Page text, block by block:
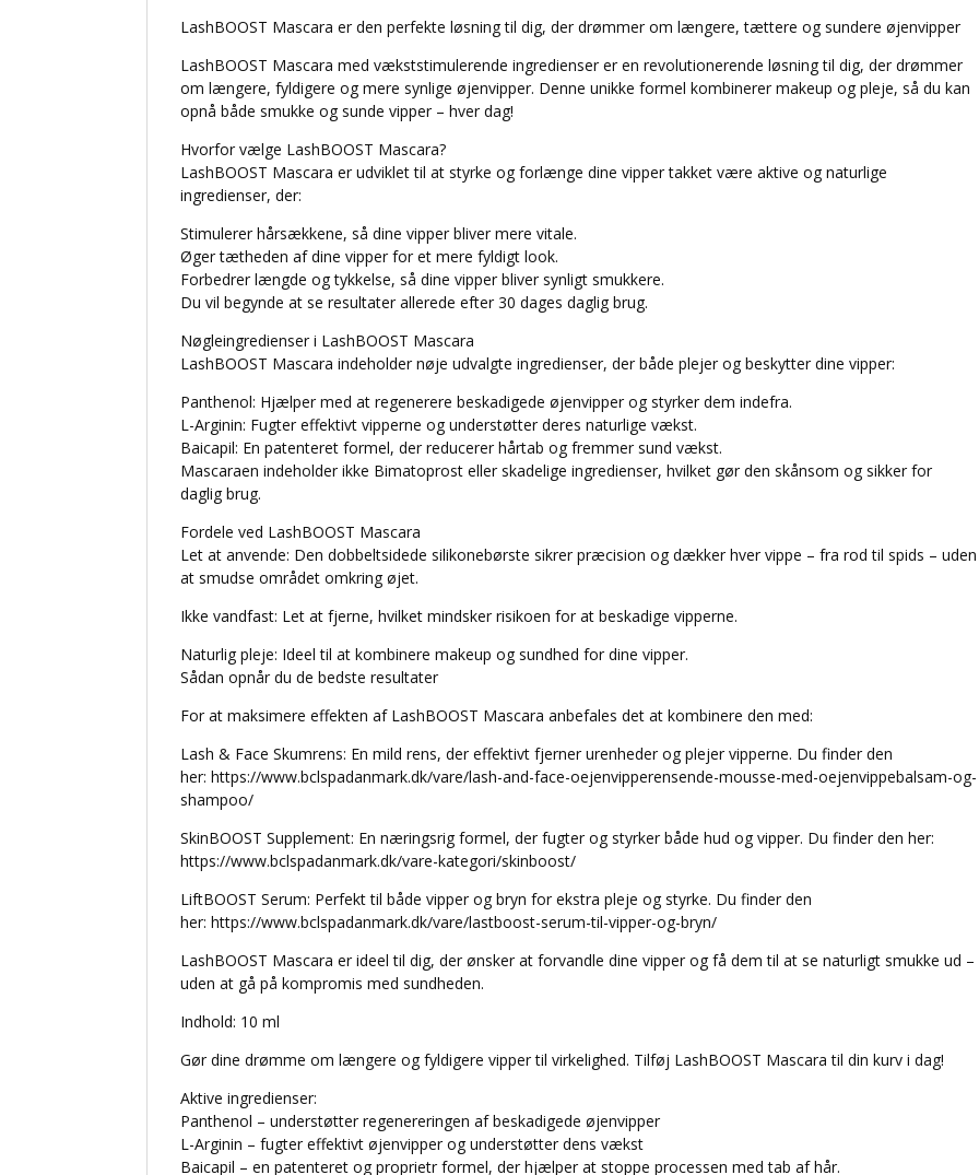
LashBOOST Mascara er den perfekte løsning til dig, der drømmer om længere, tættere og sundere øjenvipper
LashBOOST Mascara med vækststimulerende ingredienser er en revolutionerende løsning til dig, der drømmer
om længere, fyldigere og mere synlige øjenvipper. Denne unikke formel kombinerer makeup og pleje, så du kan
opnå både smukke og sunde vipper – hver dag!
Hvorfor vælge LashBOOST Mascara?
LashBOOST Mascara er udviklet til at styrke og forlænge dine vipper takket være aktive og naturlige
ingredienser, der:
Stimulerer hårsækkene, så dine vipper bliver mere vitale.
Øger tætheden af dine vipper for et mere fyldigt look.
Forbedrer længde og tykkelse, så dine vipper bliver synligt smukkere.
Du vil begynde at se resultater allerede efter 30 dages daglig brug.
Nøgleingredienser i LashBOOST Mascara
LashBOOST Mascara indeholder nøje udvalgte ingredienser, der både plejer og beskytter dine vipper:
Panthenol: Hjælper med at regenerere beskadigede øjenvipper og styrker dem indefra.
L-Arginin: Fugter effektivt vipperne og understøtter deres naturlige vækst.
Baicapil: En patenteret formel, der reducerer hårtab og fremmer sund vækst.
Mascaraen indeholder ikke Bimatoprost eller skadelige ingredienser, hvilket gør den skånsom og sikker for
daglig brug.
Fordele ved LashBOOST Mascara
Let at anvende: Den dobbeltsidede silikonebørste sikrer præcision og dækker hver vippe – fra rod til spids – uden
at smudse området omkring øjet.
Ikke vandfast: Let at fjerne, hvilket mindsker risikoen for at beskadige vipperne.
Naturlig pleje: Ideel til at kombinere makeup og sundhed for dine vipper.
Sådan opnår du de bedste resultater
For at maksimere effekten af LashBOOST Mascara anbefales det at kombinere den med:
Lash & Face Skumrens: En mild rens, der effektivt fjerner urenheder og plejer vipperne. Du finder den
her: https://www.bclspadanmark.dk/vare/lash-and-face-oejenvipperensende-mousse-med-oejenvippebalsam-og-
shampoo/
SkinBOOST Supplement: En næringsrig formel, der fugter og styrker både hud og vipper. Du finder den her:
https://www.bclspadanmark.dk/vare-kategori/skinboost/
LiftBOOST Serum: Perfekt til både vipper og bryn for ekstra pleje og styrke. Du finder den
her: https://www.bclspadanmark.dk/vare/lastboost-serum-til-vipper-og-bryn/
LashBOOST Mascara er ideel til dig, der ønsker at forvandle dine vipper og få dem til at se naturligt smukke ud –
uden at gå på kompromis med sundheden.
Indhold: 10 ml
Gør dine drømme om længere og fyldigere vipper til virkelighed. Tilføj LashBOOST Mascara til din kurv i dag!
Aktive ingredienser:
Panthenol – understøtter regenereringen af beskadigede øjenvipper
L-Arginin – fugter effektivt øjenvipper og understøtter dens vækst
Baicapil – en patenteret og proprietr formel, der hjælper at stoppe processen med tab af hår.